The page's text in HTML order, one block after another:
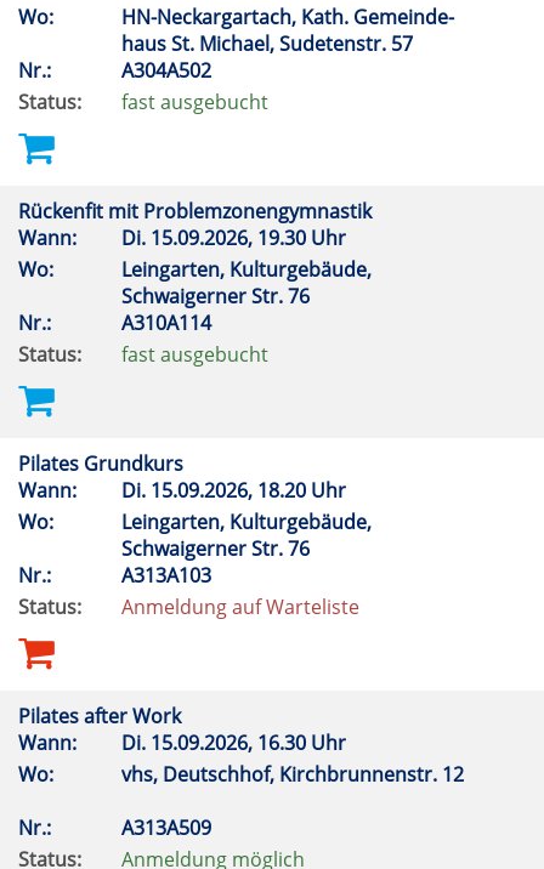
Wo:
HN-Neckargartach, Kath. Gemeinde-
haus St. Michael, Sudetenstr. 57
Nr.:
A304A502
Status:
fast ausgebucht
Rückenfit mit Problemzonengymnastik
Wann:
Di. 15.09.2026, 19.30 Uhr
Wo:
Leingarten, Kulturgebäude,
Schwaigerner Str. 76
Nr.:
A310A114
Status:
fast ausgebucht
Pilates Grundkurs
Wann:
Di. 15.09.2026, 18.20 Uhr
Wo:
Leingarten, Kulturgebäude,
Schwaigerner Str. 76
Nr.:
A313A103
Status:
Anmeldung auf Warteliste
Pilates after Work
Wann:
Di. 15.09.2026, 16.30 Uhr
Wo:
vhs, Deutschhof, Kirchbrunnenstr. 12
Nr.:
A313A509
Status:
Anmeldung möglich